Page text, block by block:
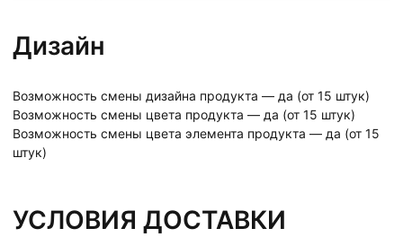
Дизайн
Возможность смены дизайна продукта — да (от 15 штук)
Возможность смены цвета продукта — да (от 15 штук)
Возможность смены цвета элемента продукта — да (от 15
штук)
УСЛОВИЯ ДОСТАВКИ